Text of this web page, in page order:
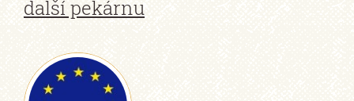
další pekárnu